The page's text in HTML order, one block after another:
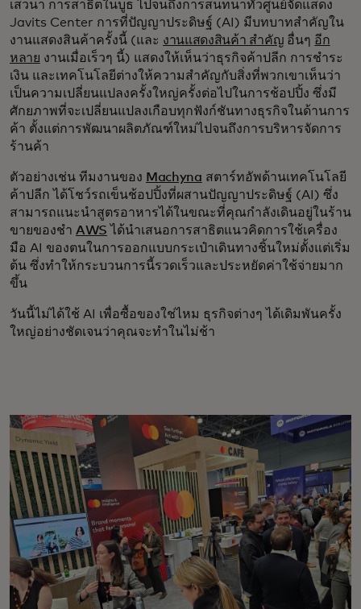
เสวนา การสาธิตในบูธ ไปจนถึงการสนทนาทั่วศูนย์จัดแสดง
Javits Center การที่ปัญญาประดิษฐ์ (AI) มีบทบาทสำคัญใน
งานแสดงสินค้าครั้งนี้ (และ งานแสดงสินค้า สำคัญ อื่นๆ อีก
หลาย งานเมื่อเร็วๆ นี้) แสดงให้เห็นว่าธุรกิจค้าปลีก การชำระ
เงิน และเทคโนโลยีต่างให้ความสำคัญกับสิ่งที่พวกเขาเห็นว่า
เป็นความเปลี่ยนแปลงครั้งใหญ่ครั้งต่อไปในการช้อปปิ้ง ซึ่งมี
ศักยภาพที่จะเปลี่ยนแปลงเกือบทุกฟังก์ชันทางธุรกิจในด้านการ
ค้า ตั้งแต่การพัฒนาผลิตภัณฑ์ใหม่ไปจนถึงการบริหารจัดการ
ร้านค้า
ตัวอย่างเช่น ทีมงานของ Machyna สตาร์ทอัพด้านเทคโนโลยี
ค้าปลีก ได้โชว์รถเข็นช้อปปิ้งที่ผสานปัญญาประดิษฐ์ (AI) ซึ่ง
สามารถแนะนำสูตรอาหารได้ในขณะที่คุณกำลังเดินอยู่ในร้าน
ขายของชำ AWS ได้นำเสนอการสาธิตแนวคิดการใช้เครื่อง
มือ AI ของตนในการออกแบบกระเป๋าเดินทางชิ้นใหม่ตั้งแต่เริ่ม
ต้น ซึ่งทำให้กระบวนการนี้รวดเร็วและประหยัดค่าใช้จ่ายมาก
ขึ้น
วันนี้ไม่ได้ใช้ AI เพื่อซื้อของใช่ไหม ธุรกิจต่างๆ ได้เดิมพันครั้ง
ใหญ่อย่างชัดเจนว่าคุณจะทําในไม่ช้า